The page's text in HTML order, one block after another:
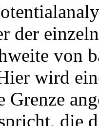
der
von
wird
die